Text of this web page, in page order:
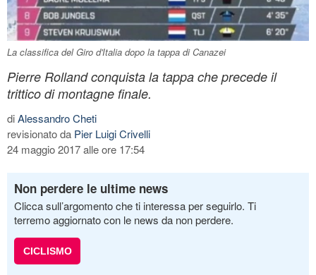
La classifica del Giro d'Italia dopo la tappa di Canazei
Pierre Rolland conquista la tappa che precede il
trittico di montagne finale.
diAlessandro Cheti
revisionato da Pier Luigi Crivelli
24 maggio 2017 alle ore 17:54
Non perdere le ultime news
Clicca sull’argomento che ti interessa per seguirlo. Ti
terremo aggiornato con le news da non perdere.
CICLISMO